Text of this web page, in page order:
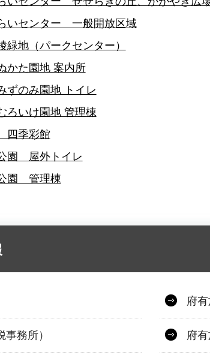
いセンター 一般開放区域
地（パークセンター）
かた園地 案内所
ずのみ園地 トイレ
ろいけ園地 管理棟
四季彩館
園 屋外トイレ
園 管理棟
府
務所） 府